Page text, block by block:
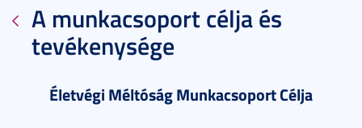
A munkacsoport célja és
tevékenysége
Életvégi Méltóság Munkacsoport Célja